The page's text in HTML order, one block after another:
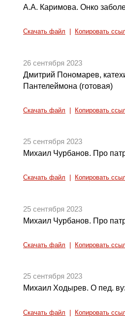
А.А. Каримова. Онко
Скачать файл Копировать
26 сентября 2023
Дмитрий Пономарев,
Пантелеймона (готовая)
Скачать файл Копировать
25 сентября 2023
Михаил Чурбанов. Про
Скачать файл Копировать
25 сентября 2023
Михаил Чурбанов. Про
Скачать файл Копировать
25 сентября 2023
Михаил Ходырев. О пед.
Скачать файл Копировать